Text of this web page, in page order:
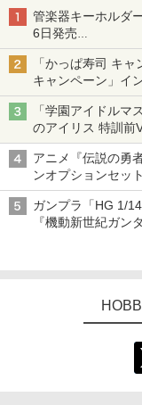
管楽器キーホルダ
6日発売
チューバ、テナサ
「かっぱ寿司 キ
キャンペーン」イ
子どもが楽しめる
追求
「学園アイドルマ
のアイリス 特訓前
アニメ『伝説の勇
ンオプションセッ
「THE合体ランド
ガンプラ「HG 1/
『機動新世紀ガン